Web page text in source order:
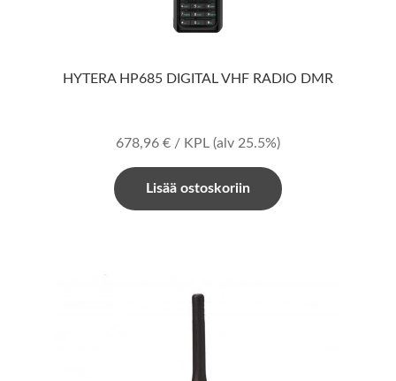
HYTERA HP685 DIGITAL VHF RADIO DMR
678,96 € / KPL (alv 25.5%)
Lisää ostoskoriin